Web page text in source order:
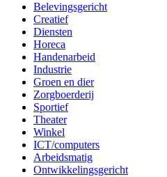
Belevingsgericht
Creatief
Diensten
Horeca
Handenarbeid
Industrie
Groen en dier
Zorgboerderij
Sportief
Theater
Winkel
ICT/computers
Arbeidsmatig
Ontwikkelingsgericht